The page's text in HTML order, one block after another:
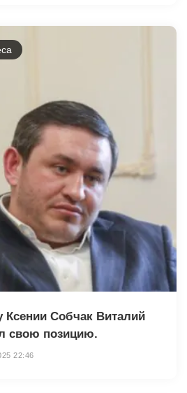
Ксении Собчак Виталий
свою позицию.
22:46